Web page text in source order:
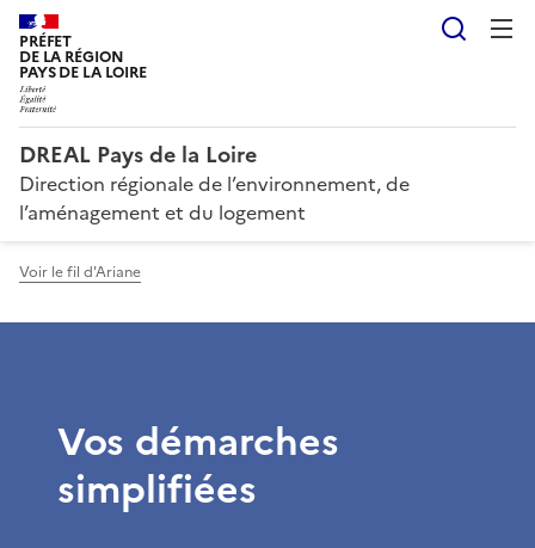
PRÉFET
DE LA RÉGION
PAYS DE LA LOIRE
DREAL Pays de la Loire
Direction régionale de l’environnement, de
l’aménagement et du logement
Voir le fil d'Ariane
Vos démarches
simplifiées